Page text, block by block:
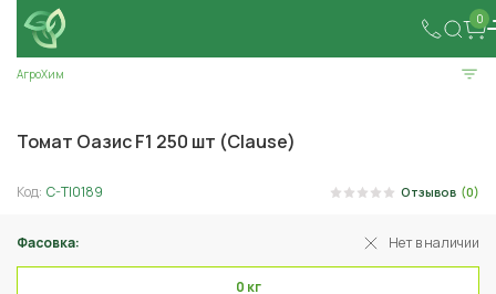
0
АгроХим
Томат Оазис F1 250 шт (Clause)
Код: C-TI0189 Отзывов (0)
Фасовка: Нет в наличии
0 кг